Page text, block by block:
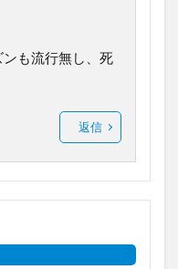
も流行無し、死
返信